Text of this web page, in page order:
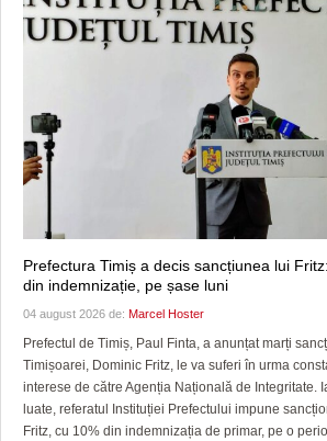
Prefectura Timiș a decis sancțiunea lui
din indemnizație, pe șase luni
04 august 2026 de: Marcel Hoster
Prefectul de Timiș, Paul Finta, a anunțat marți
Timișoarei, Dominic Fritz, le va suferi în urma
interese de către Agenția Națională de Integritate.
luate, referatul Instituției Prefectului impune
Fritz, cu 10% din indemnizația de primar, pe o